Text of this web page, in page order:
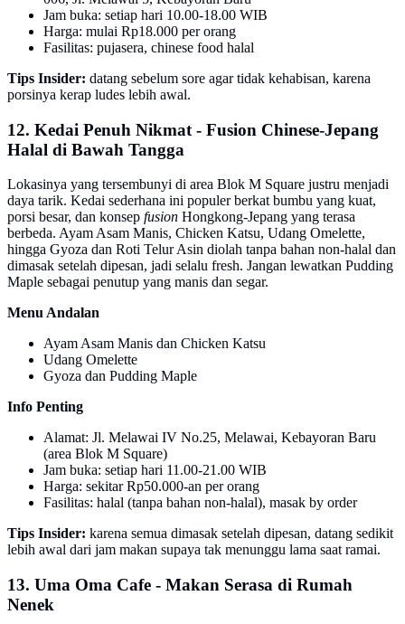
Jam buka: setiap hari 10.00-18.00 WIB
Harga: mulai Rp18.000 per orang
Fasilitas: pujasera, chinese food halal
Tips Insider: datang sebelum sore agar tidak kehabisan, karena
porsinya kerap ludes lebih awal.
12. Kedai Penuh Nikmat - Fusion Chinese-Jepang
Halal di Bawah Tangga
Lokasinya yang tersembunyi di area Blok M Square justru menjadi
daya tarik. Kedai sederhana ini populer berkat bumbu yang kuat,
porsi besar, dan konsep fusion Hongkong-Jepang yang terasa
berbeda. Ayam Asam Manis, Chicken Katsu, Udang Omelette,
hingga Gyoza dan Roti Telur Asin diolah tanpa bahan non-halal dan
dimasak setelah dipesan, jadi selalu fresh. Jangan lewatkan Pudding
Maple sebagai penutup yang manis dan segar.
Menu Andalan
Ayam Asam Manis dan Chicken Katsu
Udang Omelette
Gyoza dan Pudding Maple
Info Penting
Alamat: Jl. Melawai IV No.25, Melawai, Kebayoran Baru
(area Blok M Square)
Jam buka: setiap hari 11.00-21.00 WIB
Harga: sekitar Rp50.000-an per orang
Fasilitas: halal (tanpa bahan non-halal), masak by order
Tips Insider: karena semua dimasak setelah dipesan, datang sedikit
lebih awal dari jam makan supaya tak menunggu lama saat ramai.
13. Uma Oma Cafe - Makan Serasa di Rumah
Nenek